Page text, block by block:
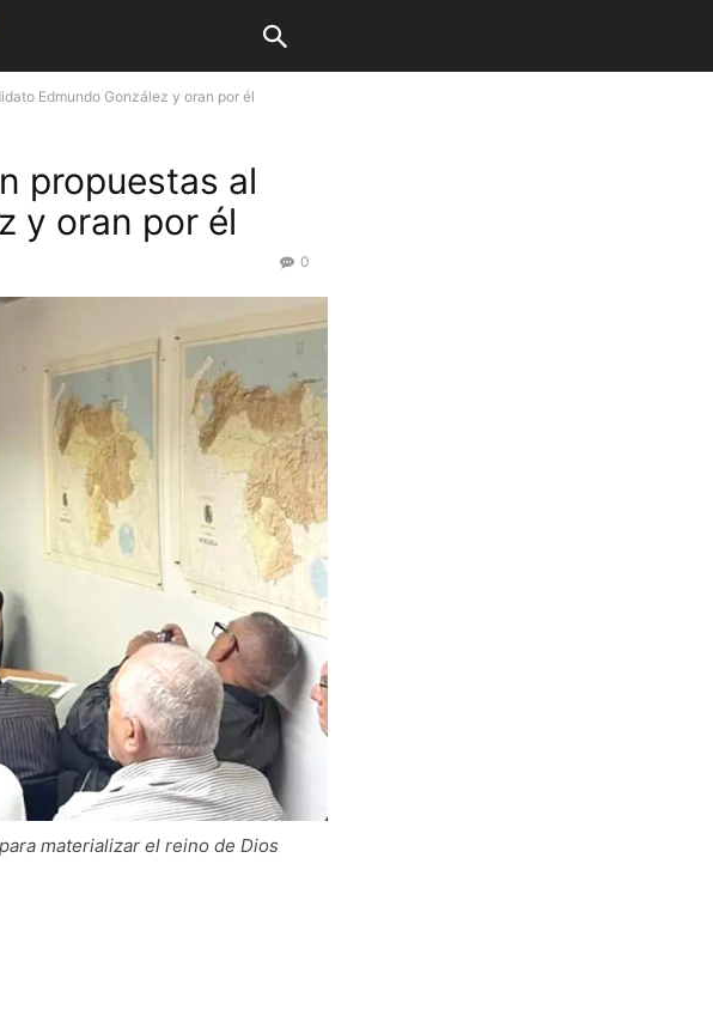
Edmundo González y oran por él
propuestas al
y oran por él
0
materializar el reino de Dios